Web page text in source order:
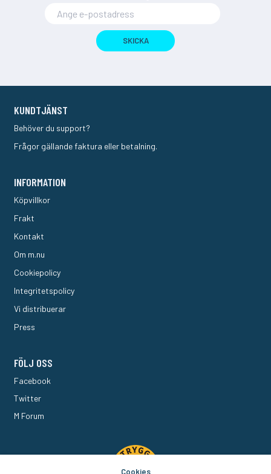
SKICKA
KUNDTJÄNST
Behöver du support?
Frågor gällande faktura eller betalning.
INFORMATION
Köpvillkor
Frakt
Kontakt
Om m.nu
Cookiepolicy
Integritetspolicy
Vi distribuerar
Press
FÖLJ OSS
Facebook
Twitter
M Forum
Cookies